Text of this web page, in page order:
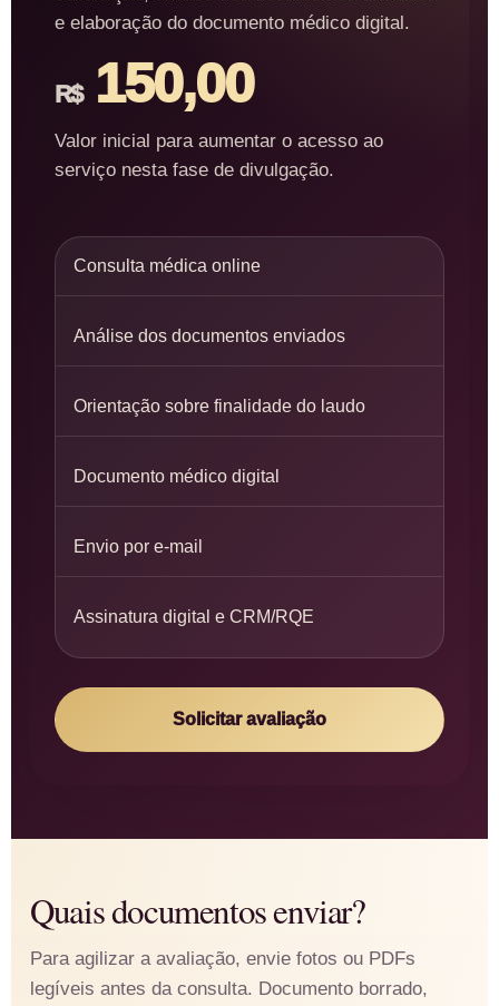
e elaboração do documento médico digital.
R$150,00
Valor inicial para aumentar o acesso ao
serviço nesta fase de divulgação.
Consulta médica online
Análise dos documentos enviados
Orientação sobre finalidade do laudo
Documento médico digital
Envio por e-mail
Assinatura digital e CRM/RQE
Solicitar avaliação
Quais documentos enviar?
Para agilizar a avaliação, envie fotos ou PDFs
legíveis antes da consulta. Documento borrado,